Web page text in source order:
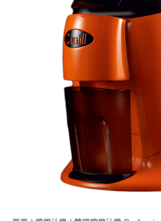
價
格：
$3,340.00。
價
格：
Professional